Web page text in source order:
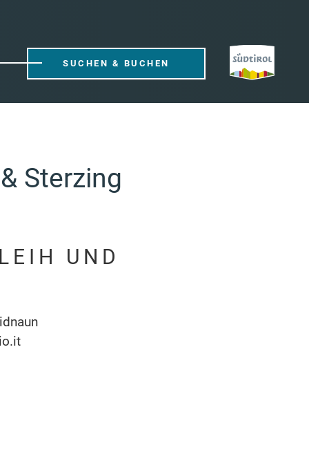
SUCHEN & BUCHEN
Sterzing
UND